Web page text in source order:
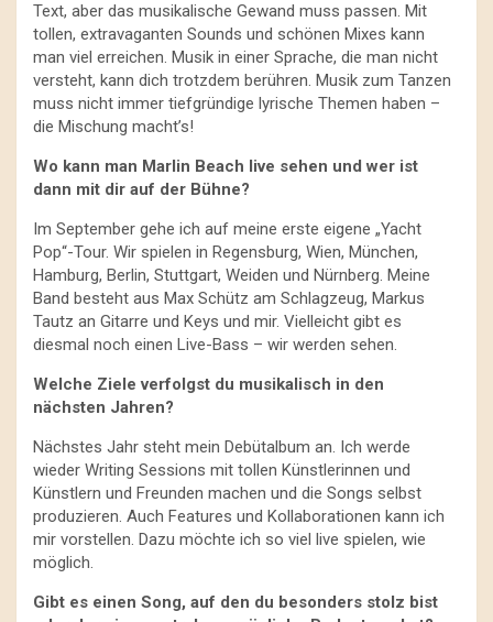
Text, aber das musikalische Gewand muss passen. Mit
tollen, extravaganten Sounds und schönen Mixes kann
man viel erreichen. Musik in einer Sprache, die man nicht
versteht, kann dich trotzdem berühren. Musik zum Tanzen
muss nicht immer tiefgründige lyrische Themen haben –
die Mischung macht’s!
Wo kann man Marlin Beach live sehen und wer ist
dann mit dir auf der Bühne?
Im September gehe ich auf meine erste eigene „Yacht
Pop“-Tour. Wir spielen in Regensburg, Wien, München,
Hamburg, Berlin, Stuttgart, Weiden und Nürnberg. Meine
Band besteht aus Max Schütz am Schlagzeug, Markus
Tautz an Gitarre und Keys und mir. Vielleicht gibt es
diesmal noch einen Live-Bass – wir werden sehen.
Welche Ziele verfolgst du musikalisch in den
nächsten Jahren?
Nächstes Jahr steht mein Debütalbum an. Ich werde
wieder Writing Sessions mit tollen Künstlerinnen und
Künstlern und Freunden machen und die Songs selbst
produzieren. Auch Features und Kollaborationen kann ich
mir vorstellen. Dazu möchte ich so viel live spielen, wie
möglich.
Gibt es einen Song, auf den du besonders stolz bist